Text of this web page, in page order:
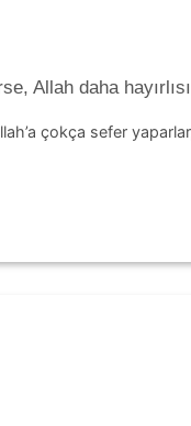
Allah daha
çokça sefer